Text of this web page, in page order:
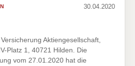
30.04.2020
Aktiengesellschaft,
Platz 1, 40721 Hilden. Die
vom 27.01.2020 hat die